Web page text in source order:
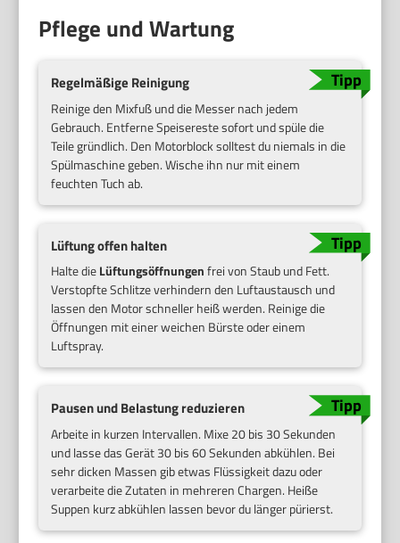
Pflege und Wartung
Regelmäßige Reinigung
Reinige den Mixfuß und die Messer nach jedem
Gebrauch. Entferne Speisereste sofort und spüle die
Teile gründlich. Den Motorblock solltest du niemals in die
Spülmaschine geben. Wische ihn nur mit einem
feuchten Tuch ab.
Lüftung offen halten
Halte dieLüftungsöffnungenfrei von Staub und Fett.
Verstopfte Schlitze verhindern den Luftaustausch und
lassen den Motor schneller heiß werden. Reinige die
Öffnungen mit einer weichen Bürste oder einem
Luftspray.
Pausen und Belastung reduzieren
Arbeite in kurzen Intervallen. Mixe 20 bis 30 Sekunden
und lasse das Gerät 30 bis 60 Sekunden abkühlen. Bei
sehr dicken Massen gib etwas Flüssigkeit dazu oder
verarbeite die Zutaten in mehreren Chargen. Heiße
Suppen kurz abkühlen lassen bevor du länger pürierst.